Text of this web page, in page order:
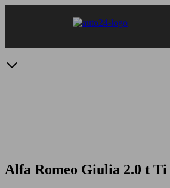
Alfa Romeo Giulia 2.0 t Ti